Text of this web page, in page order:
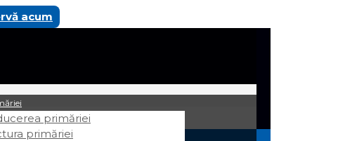
acum
primăriei
primăriei